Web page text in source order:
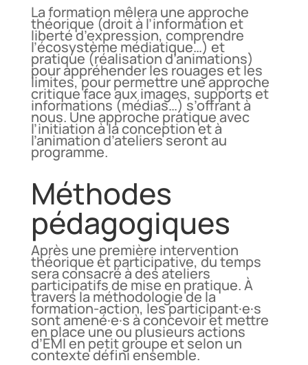
La formation mêlera une approche
théorique (droit à l’information et
liberté d’expression, comprendre
l’écosystème médiatique…) et
pratique (réalisation d’animations)
pour appréhender les rouages et les
limites, pour permettre une approche
critique face aux images, supports et
informations (médias…) s’offrant à
nous. Une approche pratique avec
l’initiation à la conception et à
l’animation d’ateliers seront au
programme.
Méthodes
pédagogiques
Après une première intervention
théorique et participative, du temps
sera consacré à des ateliers
participatifs de mise en pratique. À
travers la méthodologie de la
formation-action, les participant·e·s
sont amené·e·s à concevoir et mettre
en place une ou plusieurs actions
d’EMI en petit groupe et selon un
contexte défini ensemble.